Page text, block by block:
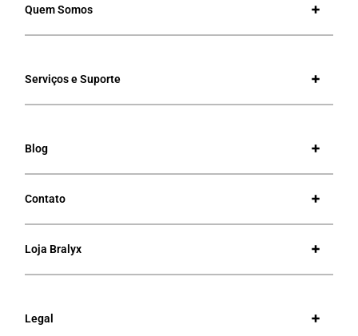
Quem Somos
Serviços e Suporte
Blog
Contato
Loja Bralyx
Legal